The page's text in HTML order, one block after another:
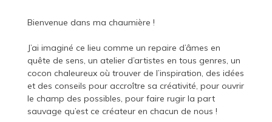
Bienvenue dans ma chaumière !
J’ai imaginé ce lieu comme un repaire d’âmes en
quête de sens, un atelier d’artistes en tous genres, un
cocon chaleureux où trouver de l’inspiration, des idées
et des conseils pour accroître sa créativité, pour ouvrir
le champ des possibles, pour faire rugir la part
sauvage qu’est ce créateur en chacun de nous !